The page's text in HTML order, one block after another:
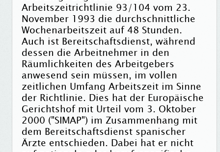
Arbeitszeitrichtlinie 93/104 vom 23.
November 1993 die durchschnittliche
Wochenarbeitszeit auf 48 Stunden.
Auch ist Bereitschaftsdienst, während
dessen die Arbeitnehmer in den
Räumlichkeiten des Arbeitgebers
anwesend sein müssen, im vollen
zeitlichen Umfang Arbeitszeit im Sinne
der Richtlinie. Dies hat der Europäische
Gerichtshof mit Urteil vom 3. Oktober
2000 ("SIMAP") im Zusammenhang mit
dem Bereitschaftsdienst spanischer
Ärzte entschieden. Dabei hat er nicht